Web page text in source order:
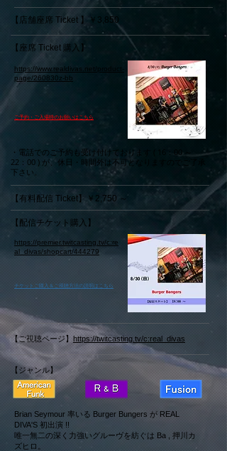
【店舗座席 Ticket 】￥3,850
【座席 Ticket 購入】
​ご予約・ご入場時のお願いはこちら
https://www.realdivas.net/product-
page/260830z-bb
・電話でのご予約も受け付けております ( 16：00 ～
22：00 ) が、休日・時間外は不可となりますのでご了承
下さい。
【有料配信 Ticket】￥2,750 ～
【配信チケット購入】
https://premier.twitcasting.tv/c:re
al_divas/shopcart/444279
​チケットご購入＆ご視聴方法の説明はこちら
【ご視聴ページ】 https://twitcasting.tv/c:real_divas
【ジャンル】
Brian Seymour 率いる Burger Bungers が REAL
DIVA'S 初出演 !!
唯一無二の深く力強いグルーヴを紡ぐは Ba , 押川カ
ズヒロ。